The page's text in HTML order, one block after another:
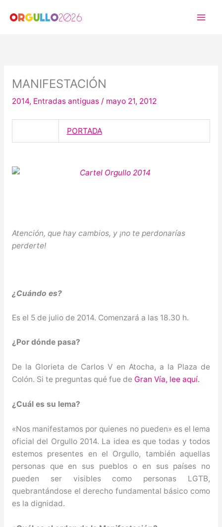
MANIFESTACIÓN
2014, Entradas antiguas/ mayo 21, 2012
PORTADA
Atención, que hay cambios, y ¡no te perdonarías
perderte!
¿Cuándo es?
Es el 5 de julio de 2014. Comenzará a las 18.30 h.
¿Por dónde pasa?
De la Glorieta de Carlos V en Atocha, a la Plaza de
Colón. Si te preguntas qué fue de Gran Vía, lee aquí.
¿Cuál es su lema?
«Nos manifestamos por quienes no pueden» es el lema
oficial del Orgullo 2014. La idea es que todas y todos
estemos presentes en el Orgullo, también aquellas
personas que en sus pueblos o en sus países no
pueden ser visibles como personas LGTB,
quebrantándose el derecho fundamental básico como
es la dignidad.